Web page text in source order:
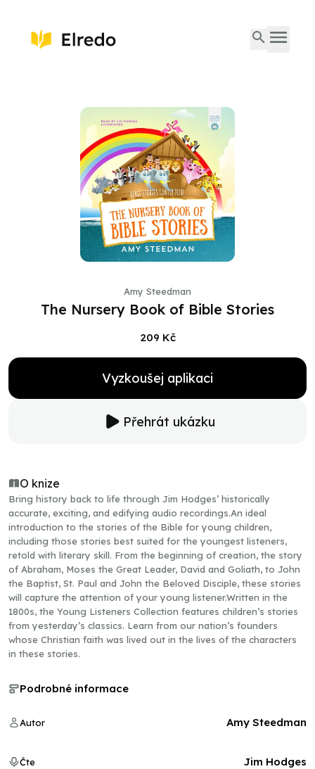
Amy Steedman
The Nursery Book of Bible Stories
209 Kč
Vyzkoušej aplikaci
Přehrát ukázku
O knize
Bring history back to life through Jim Hodges’ historically
accurate, exciting, and edifying audio recordings.An ideal
introduction to the stories of the Bible for young children,
including those stories best suited for the youngest listeners,
retold with literary skill. From the beginning of creation, the story
of Abraham, Moses the Great Leader, David and Goliath, to John
the Baptist, St. Paul and John the Beloved Disciple, these stories
will capture the attention of your young listener.Written in the
1800s, the Young Listeners Collection features children’s stories
from yesterday’s classics. Learn from our nation’s founders
whose Christian faith was lived out in the lives of the characters
in these stories.
Podrobné informace
Autor Amy Steedman
Čte Jim Hodges